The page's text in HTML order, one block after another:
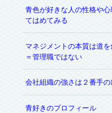
青色が好きな人の性格や
てはめてみる
マネジメントの本質は道
＝管理職ではない
会社組織の強さは２番手
青好きのプロフィール